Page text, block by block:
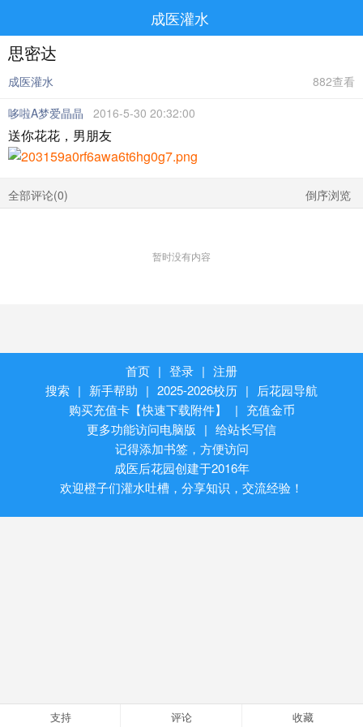
成医灌水
思密达
成医灌水
882查看
哆啦A梦爱晶晶 2016-5-30 20:32:00
送你花花，男朋友
全部评论(0) 倒序浏览
暂时没有内容
支持 评论 收藏
首页 | 登录 | 注册
搜索 | 新手帮助 | 2025-2026校历 |
后花园导航
购买充值卡【快速下载附件】
| 充值金币
更多功能访问电脑版 | 给站长写信
记得添加书签，方便访问
成医后花园创建于2016年
欢迎橙子们灌水吐槽，分享知识，交流经验！